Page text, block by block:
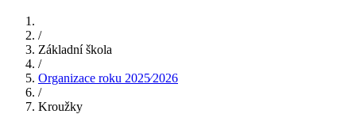
/
Základní škola
/
Organizace roku 2025⁄2026
/
Kroužky